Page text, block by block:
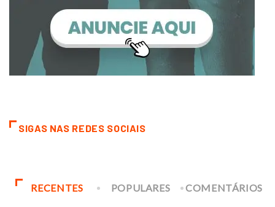
SIGAS NAS REDES SOCIAIS
RECENTES POPULARES COMENTÁRIOS